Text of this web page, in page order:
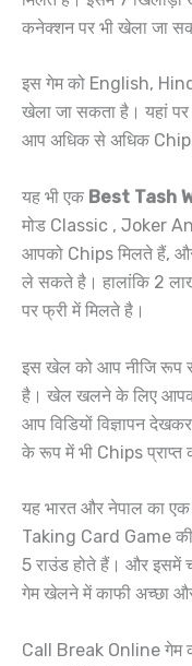
कनेक्शन पर भी खेला जा
इस गेम को English,
खेला जा सकता है। यहां
आप अधिक से अधिक
यह भी एक Best Tash
मोड Classic , Joker
आपको Chips मिलते हैं, और
ले सकते है। हालांकि 2
पर फ्री में मिलते है।
इस खेल को आप नीजि रूप
है। खेल खलने के लिए
आप विडियों विज्ञापन
के रूप में भी Chips
यह भारत और नेपाल का
Taking Card Game
5 राउंड होते हैं। और इसमें
गेम खेलने में काफी अच्छा
Call Break Online गेम